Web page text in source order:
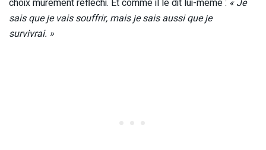
choix mûrement réfléchi. Et comme il le dit lui-même : « Je
sais que je vais souffrir, mais je sais aussi que je
survivrai. »